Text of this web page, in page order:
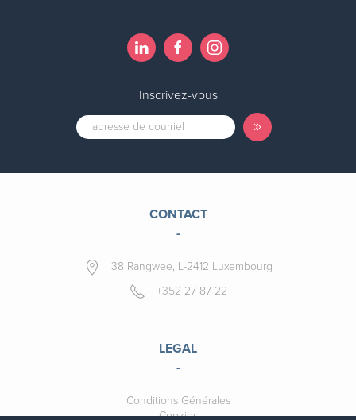
Inscrivez-vous
CONTACT
-
38 Rangwee, L-2412 Luxembourg
+352 27 87 22
LEGAL
-
Conditions Générales
Cookies